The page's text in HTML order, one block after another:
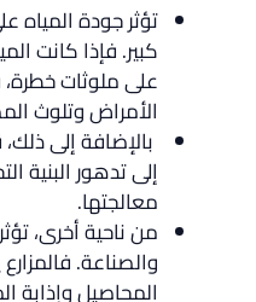
تؤثر جودة المياه
كبير. فإذا كانت
على ملوثات
الأمراض وتلوث
بالإضافة إلى
إلى تدهور البنية
معالجتها.
من ناحية أخرى،
والصناعة.
المحاصيل وإذابة